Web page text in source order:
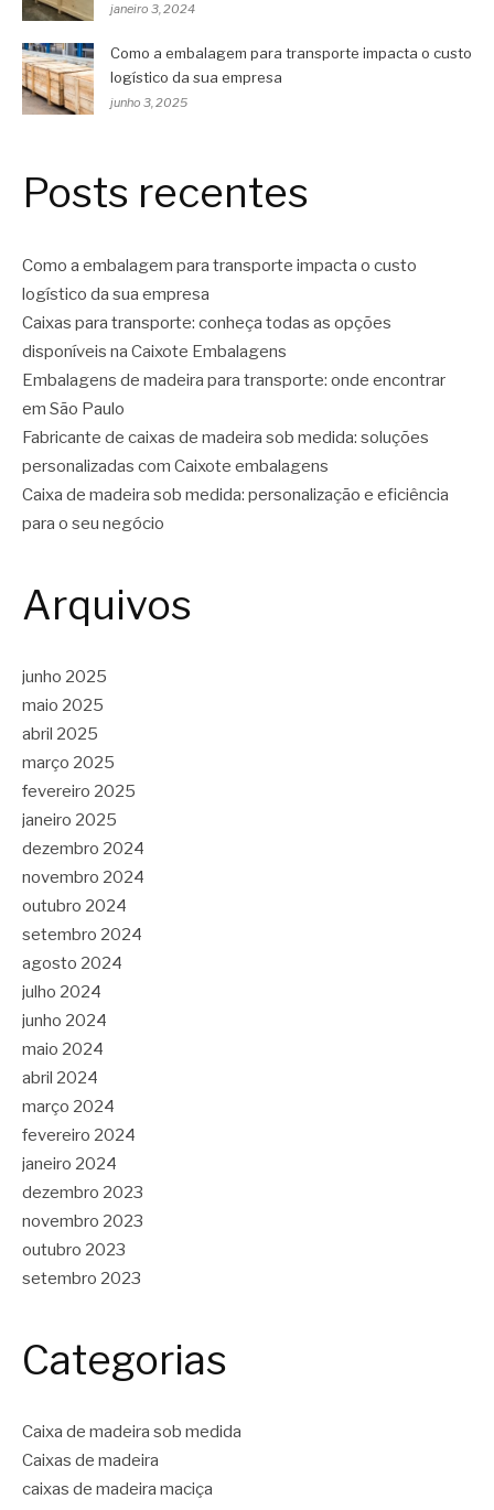
janeiro 3, 2024
Como a embalagem para transporte impacta o custo
logístico da sua empresa
junho 3, 2025
Posts recentes
Como a embalagem para transporte impacta o custo
logístico da sua empresa
Caixas para transporte: conheça todas as opções
disponíveis na Caixote Embalagens
Embalagens de madeira para transporte: onde encontrar
em São Paulo
Fabricante de caixas de madeira sob medida: soluções
personalizadas com Caixote embalagens
Caixa de madeira sob medida: personalização e eficiência
para o seu negócio
Arquivos
junho 2025
maio 2025
abril 2025
março 2025
fevereiro 2025
janeiro 2025
dezembro 2024
novembro 2024
outubro 2024
setembro 2024
agosto 2024
julho 2024
junho 2024
maio 2024
abril 2024
março 2024
fevereiro 2024
janeiro 2024
dezembro 2023
novembro 2023
outubro 2023
setembro 2023
Categorias
Caixa de madeira sob medida
Caixas de madeira
caixas de madeira maciça